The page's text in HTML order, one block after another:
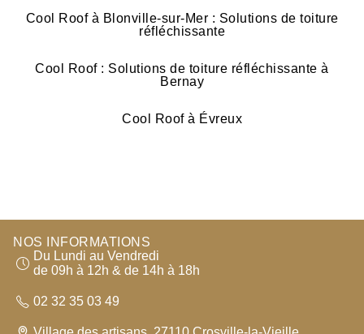
Cool Roof à Blonville-sur-Mer : Solutions de toiture
réfléchissante
Cool Roof : Solutions de toiture réfléchissante à
Bernay
Cool Roof à Évreux
NOS INFORMATIONS
Du Lundi au Vendredi
de 09h à 12h & de 14h à 18h
02 32 35 03 49